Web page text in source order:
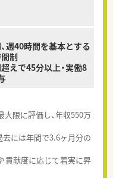
週40時間を基本とする
制
えで45分以上・実働8
限に評価し、年収550万
去には年間で3.6ヶ月分の
貢献度に応じて着実に昇